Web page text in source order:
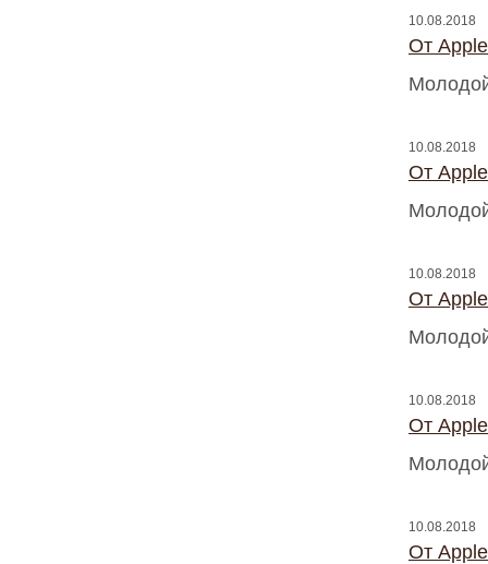
10.08.2018
От
10.08.2018
От
10.08.2018
От
10.08.2018
От
10.08.2018
От